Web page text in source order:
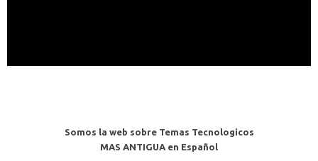
Somos la web sobre Temas Tecnologicos
MAS ANTIGUA en Español